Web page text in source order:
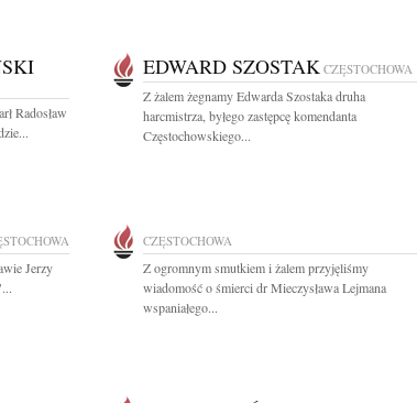
Radosław
EDWARD SZOSTAK CZĘSTOCHOWA
Z żalem żegnamy Edwarda Szostaka druha
harcmistrza, byłego zastępcę komendanta
Częstochowskiego...
Jerzy
CZĘSTOCHOWA
Z ogromnym smutkiem i żalem przyjęliśmy
wiadomość o śmierci dr Mieczysława Lejmana
wspaniałego...